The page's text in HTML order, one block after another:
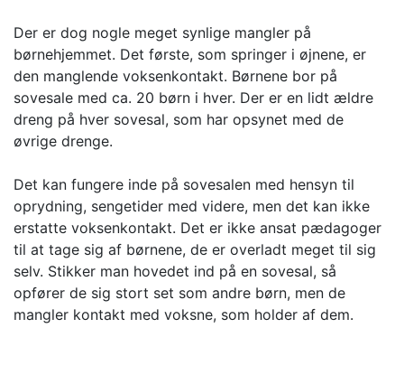
Der er dog nogle meget synlige mangler på
børnehjemmet. Det første, som springer i øjnene, er
den manglende voksenkontakt. Børnene bor på
sovesale med ca. 20 børn i hver. Der er en lidt ældre
dreng på hver sovesal, som har opsynet med de
øvrige drenge.
Det kan fungere inde på sovesalen med hensyn til
oprydning, sengetider med videre, men det kan ikke
erstatte voksenkontakt. Det er ikke ansat pædagoger
til at tage sig af børnene, de er overladt meget til sig
selv. Stikker man hovedet ind på en sovesal, så
opfører de sig stort set som andre børn, men de
mangler kontakt med voksne, som holder af dem.